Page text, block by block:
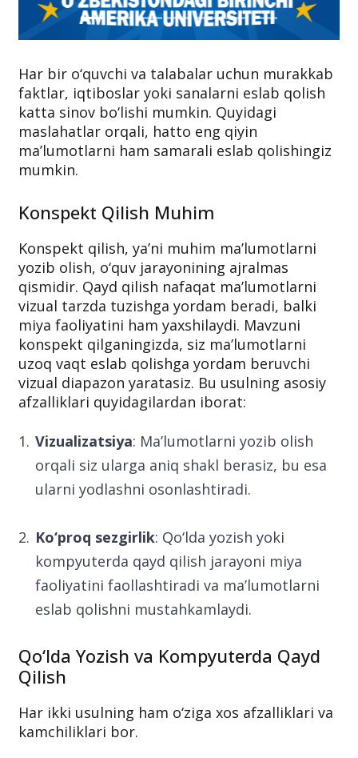
Har bir o‘quvchi va talabalar uchun murakkab
faktlar, iqtiboslar yoki sanalarni eslab qolish
katta sinov bo‘lishi mumkin. Quyidagi
maslahatlar orqali, hatto eng qiyin
ma’lumotlarni ham samarali eslab qolishingiz
mumkin.
Konspekt Qilish Muhim
Konspekt qilish, ya’ni muhim ma’lumotlarni
yozib olish, o‘quv jarayonining ajralmas
qismidir. Qayd qilish nafaqat ma’lumotlarni
vizual tarzda tuzishga yordam beradi, balki
miya faoliyatini ham yaxshilaydi. Mavzuni
konspekt qilganingizda, siz ma’lumotlarni
uzoq vaqt eslab qolishga yordam beruvchi
vizual diapazon yaratasiz. Bu usulning asosiy
afzalliklari quyidagilardan iborat:
Vizualizatsiya: Ma’lumotlarni yozib olish
orqali siz ularga aniq shakl berasiz, bu esa
ularni yodlashni osonlashtiradi.
Ko‘proq sezgirlik: Qo‘lda yozish yoki
kompyuterda qayd qilish jarayoni miya
faoliyatini faollashtiradi va ma’lumotlarni
eslab qolishni mustahkamlaydi.
Qo‘lda Yozish va Kompyuterda Qayd
Qilish
Har ikki usulning ham o‘ziga xos afzalliklari va
kamchiliklari bor.